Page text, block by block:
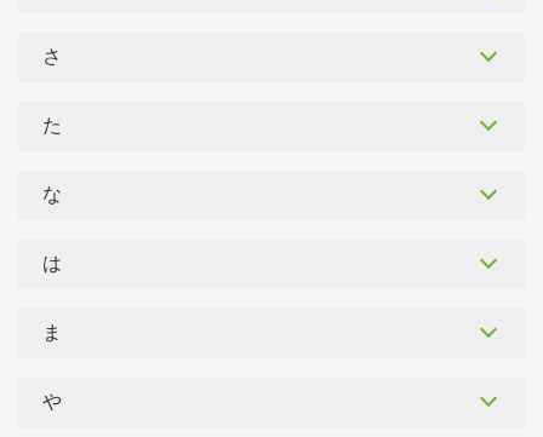
さ
た
な
は
ま
や